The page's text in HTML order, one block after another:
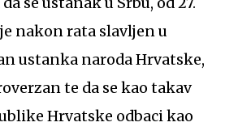
se ustanak u Srbu, od 27.
nakon rata slavljen u
ustanka naroda Hrvatske,
te da se kao takav
Hrvatske odbaci kao